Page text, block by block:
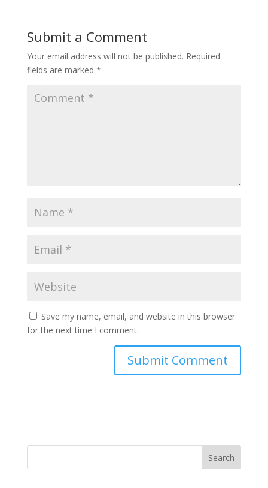
Submit a Comment
Your email address will not be published. Required
fields are marked *
Save my name, email, and website in this browser
for the next time I comment.
Search